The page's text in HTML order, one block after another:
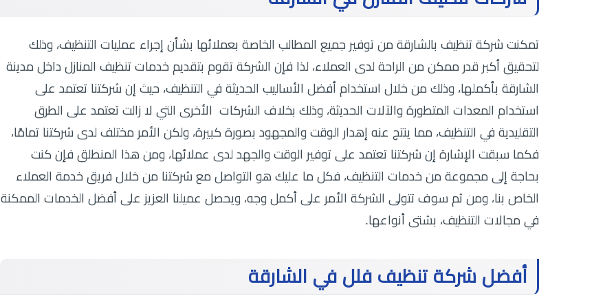
تمكنت شركة تنظيف بالشارقة من توفير جميع المطالب الخاصة بعملائها بشأن إجراء عمليات التنظيف، وذلك
لتحقيق أكبر قدر ممكن من الراحة لدى العملاء، لذا فإن الشركة تقوم بتقديم خدمات تنظيف المنازل داخل مدينة
الشارقة بأكملها، وذلك من خلال استخدام أفضل الأساليب الحديثة في التنظيف، حيث إن شركتنا تعتمد على
استخدام المعدات المتطورة والآلات الحديثة، وذلك بخلاف الشركات الأخرى التي لا زالت تعتمد على الطرق
التقليدية في التنظيف، مما ينتج عنه إهدار الوقت والمجهود بصورة كبيرة، ولكن الأمر مختلف لدى شركتنا تمامًا،
فكما سبقت الإشارة إن شركتنا تعتمد على توفير الوقت والجهد لدى عملائها، ومن هذا المنطلق فإن كنت
بحاجة إلى مجموعة من خدمات التنظيف، فكل ما عليك هو التواصل مع شركتنا من خلال فريق خدمة العملاء
الخاص بنا، ومن ثم سوف تتولى الشركة الأمر على أكمل وجه، ويحصل عميلنا العزيز على أفضل الخدمات الممكنة
في مجالات التنظيف، بشتى أنواعها.
أفضل شركة تنظيف فلل في الشارقة